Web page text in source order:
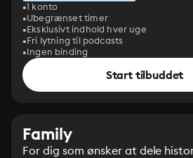
1 konto
Ubegrænset timer
Eksklusivt indhold hver uge
Fri lytning til podcasts
Ingen binding
Start tilbuddet
Family
For dig som ønsker at dele